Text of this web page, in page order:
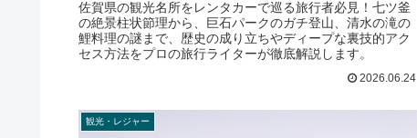
佐賀県の観光名所をレンタカーで巡る旅行者必見！七ツ釜
の絶景柱状節理から、巨石パークのガチ登山、清水の滝の
鯉料理の謎まで、歴史の成り立ちやディープな裏技的アク
セス方法をプロの旅行ライターが徹底解説します。
2026.06.24
観光・レジャー